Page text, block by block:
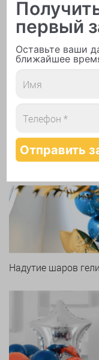
Печать логотипа
Арки и гирлянды
Надутие шаров
первый
Оставьте ваши
ближайшее